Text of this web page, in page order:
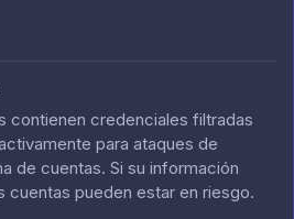
contienen credenciales filtradas
para ataques de
de cuentas. Si su información
cuentas pueden estar en riesgo.